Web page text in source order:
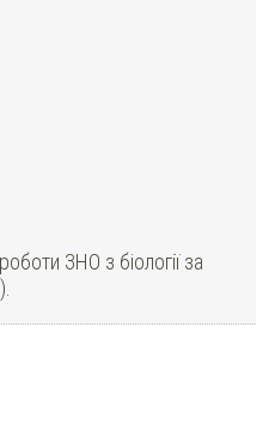
ЗНО з біології за